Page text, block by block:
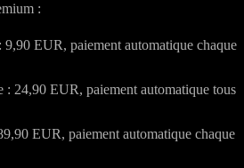
:
9,90 EUR, paiement automatique chaque
: 24,90 EUR, paiement automatique tous
EUR, paiement automatique chaque